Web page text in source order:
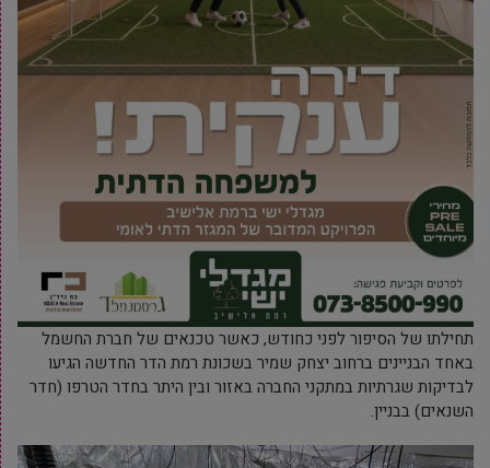
תחילתו של הסיפור לפני כחודש, כאשר טכנאים של חברת החשמל
באחד הבניינים ברחוב יצחק שמיר בשכונת רמת הדר החדשה הגיעו
לבדיקות שגרתיות במתקני החברה באזור ובין היתר בחדר הטרפו (חדר
השנאים) בבניין.